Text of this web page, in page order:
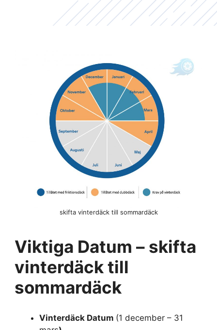
Viktiga Datum – skifta
vinterdäck till
sommardäck
Vinterdäck Datum (1 december – 31
skifta vinterdäck till sommardäck